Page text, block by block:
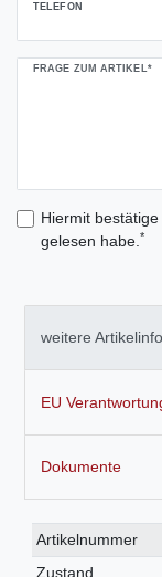
TELEFON
FRAGE ZUM ARTIKEL*
Hiermit
gelesen habe. *
weitere
EU
Dokumente
Technisches
Merkmal
Wert
Artikelnummer
Zustand